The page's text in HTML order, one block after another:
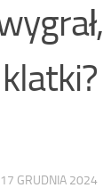
17 GRUDNIA 2024